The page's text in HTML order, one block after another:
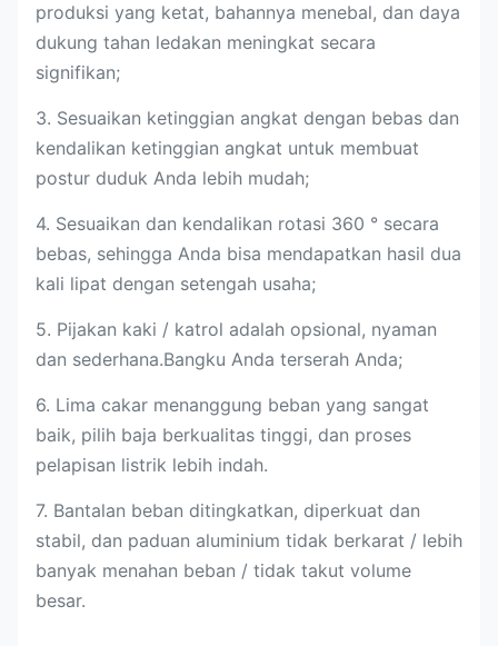
produksi yang ketat, bahannya menebal, dan daya
dukung tahan ledakan meningkat secara
signifikan;
3. Sesuaikan ketinggian angkat dengan bebas dan
kendalikan ketinggian angkat untuk membuat
postur duduk Anda lebih mudah;
4. Sesuaikan dan kendalikan rotasi 360 ° secara
bebas, sehingga Anda bisa mendapatkan hasil dua
kali lipat dengan setengah usaha;
5. Pijakan kaki / katrol adalah opsional, nyaman
dan sederhana.Bangku Anda terserah Anda;
6. Lima cakar menanggung beban yang sangat
baik, pilih baja berkualitas tinggi, dan proses
pelapisan listrik lebih indah.
7. Bantalan beban ditingkatkan, diperkuat dan
stabil, dan paduan aluminium tidak berkarat / lebih
banyak menahan beban / tidak takut volume
besar.